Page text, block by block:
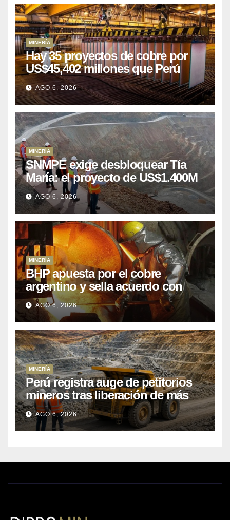
MINERÍA
Hay 35 proyectos de cobre por
US$45,402 millones que Perú
puede aprovechar
AGO 6, 2026
MINERÍA
SNMPE exige desbloquear Tía
María: el proyecto de US$1.400M
que Perú lleva 15 años
posponiendo
AGO 6, 2026
MINERÍA
BHP apuesta por el cobre
argentino y sella acuerdo con
Kobrea para siete proyecto
AGO 6, 2026
MINERÍA
Perú registra auge de petitorios
mineros tras liberación de más
de mil concesiones para explorar
cobre y oro
AGO 6, 2026